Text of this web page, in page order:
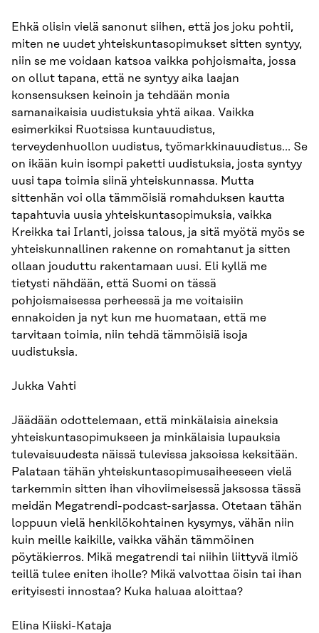
Ehkä olisin vielä sanonut siihen, että jos joku pohtii,
miten ne uudet yhteiskuntasopimukset sitten syntyy,
niin se me voidaan katsoa vaikka pohjoismaita, jossa
on ollut tapana, että ne syntyy aika laajan
konsensuksen keinoin ja tehdään monia
samanaikaisia uudistuksia yhtä aikaa. Vaikka
esimerkiksi Ruotsissa kuntauudistus,
terveydenhuollon uudistus, työmarkkinauudistus… Se
on ikään kuin isompi paketti uudistuksia, josta syntyy
uusi tapa toimia siinä yhteiskunnassa. Mutta
sittenhän voi olla tämmöisiä romahduksen kautta
tapahtuvia uusia yhteiskuntasopimuksia, vaikka
Kreikka tai Irlanti, joissa talous, ja sitä myötä myös se
yhteiskunnallinen rakenne on romahtanut ja sitten
ollaan jouduttu rakentamaan uusi. Eli kyllä me
tietysti nähdään, että Suomi on tässä
pohjoismaisessa perheessä ja me voitaisiin
ennakoiden ja nyt kun me huomataan, että me
tarvitaan toimia, niin tehdä tämmöisiä isoja
uudistuksia.
Jukka Vahti
Jäädään odottelemaan, että minkälaisia aineksia
yhteiskuntasopimukseen ja minkälaisia lupauksia
tulevaisuudesta näissä tulevissa jaksoissa keksitään.
Palataan tähän yhteiskuntasopimusaiheeseen vielä
tarkemmin sitten ihan vihoviimeisessä jaksossa tässä
meidän Megatrendi-podcast-sarjassa. Otetaan tähän
loppuun vielä henkilökohtainen kysymys, vähän niin
kuin meille kaikille, vaikka vähän tämmöinen
pöytäkierros. Mikä megatrendi tai niihin liittyvä ilmiö
teillä tulee eniten iholle? Mikä valvottaa öisin tai ihan
erityisesti innostaa? Kuka haluaa aloittaa?
Elina Kiiski-Kataja